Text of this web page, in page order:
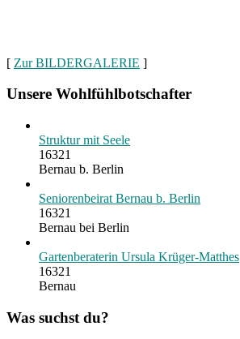
[ Zur BILDERGALERIE ]
Unsere Wohlfühlbotschafter
Struktur mit Seele
16321
Bernau b. Berlin
Seniorenbeirat Bernau b. Berlin
16321
Bernau bei Berlin
Gartenberaterin Ursula Krüger-Matthes
16321
Bernau
Was suchst du?